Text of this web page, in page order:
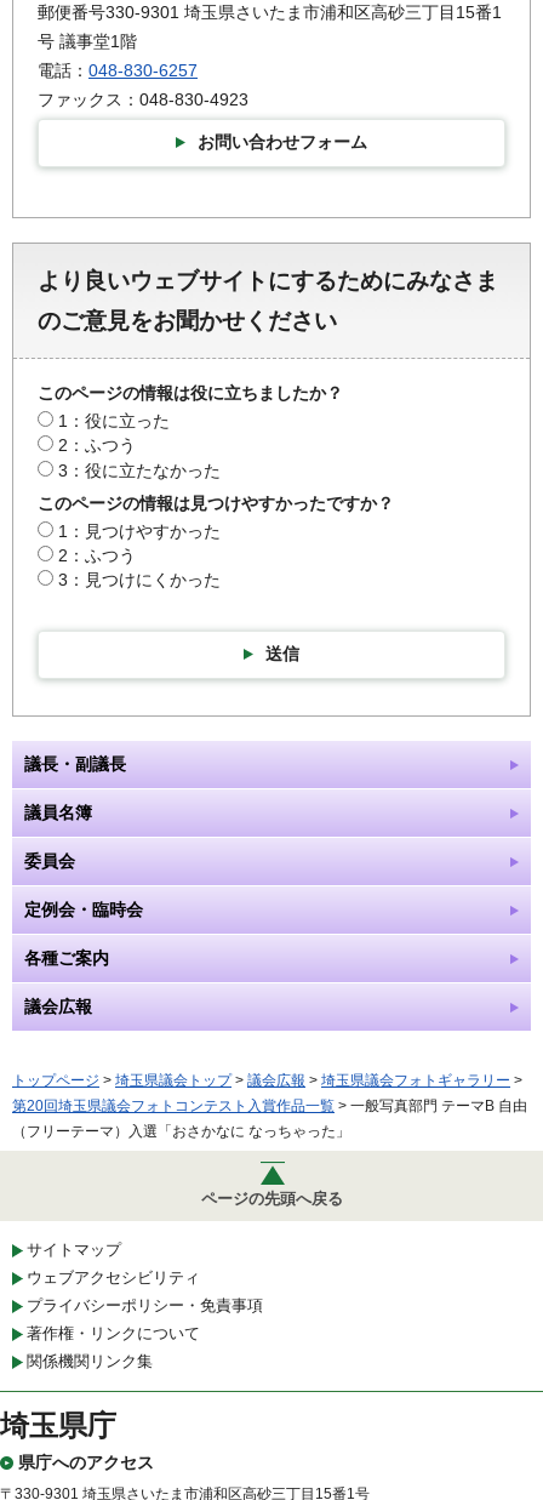
郵便番号330-9301 埼玉県さいたま市浦和区高砂三丁目15番1
号 議事堂1階
電話： 048-830-6257
ファックス：048-830-4923
お問い合わせフォーム
より良いウェブサイトにするためにみなさま
のご意見をお聞かせください
このページの情報は役に立ちましたか？
1：役に立った
2：ふつう
3：役に立たなかった
このページの情報は見つけやすかったですか？
1：見つけやすかった
2：ふつう
3：見つけにくかった
送信
議長・副議長
議員名簿
委員会
定例会・臨時会
各種ご案内
議会広報
トップページ > 埼玉県議会トップ> 議会広報 > 埼玉県議会フォトギャラリー >
第20回埼玉県議会フォトコンテスト入賞作品一覧 > 一般写真部門 テーマB 自由
（フリーテーマ）入選「おさかなに なっちゃった」
ページの先頭へ戻る
サイトマップ
ウェブアクセシビリティ
プライバシーポリシー・免責事項
著作権・リンクについて
関係機関リンク集
埼玉県庁
県庁へのアクセス
〒330-9301 埼玉県さいたま市浦和区高砂三丁目15番1号